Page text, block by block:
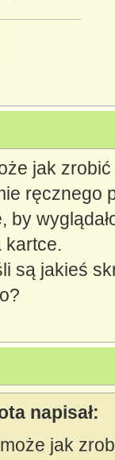
jak
ręcznego
by
kartce.
są jakieś
napisał:
jak